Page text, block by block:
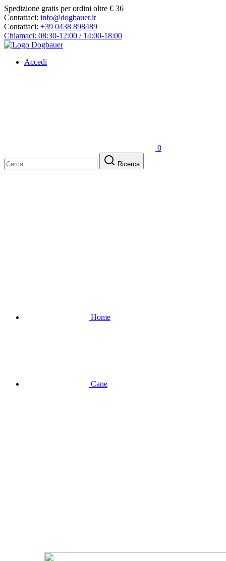
Spedizione gratis per ordini oltre € 36
Contattaci: info@dogbauer.it
Contattaci: +39 0438 898489
Chiamaci: 08:30-12:00 / 14:00-18:00
Accedi
0
Ricerca
Home
Cane